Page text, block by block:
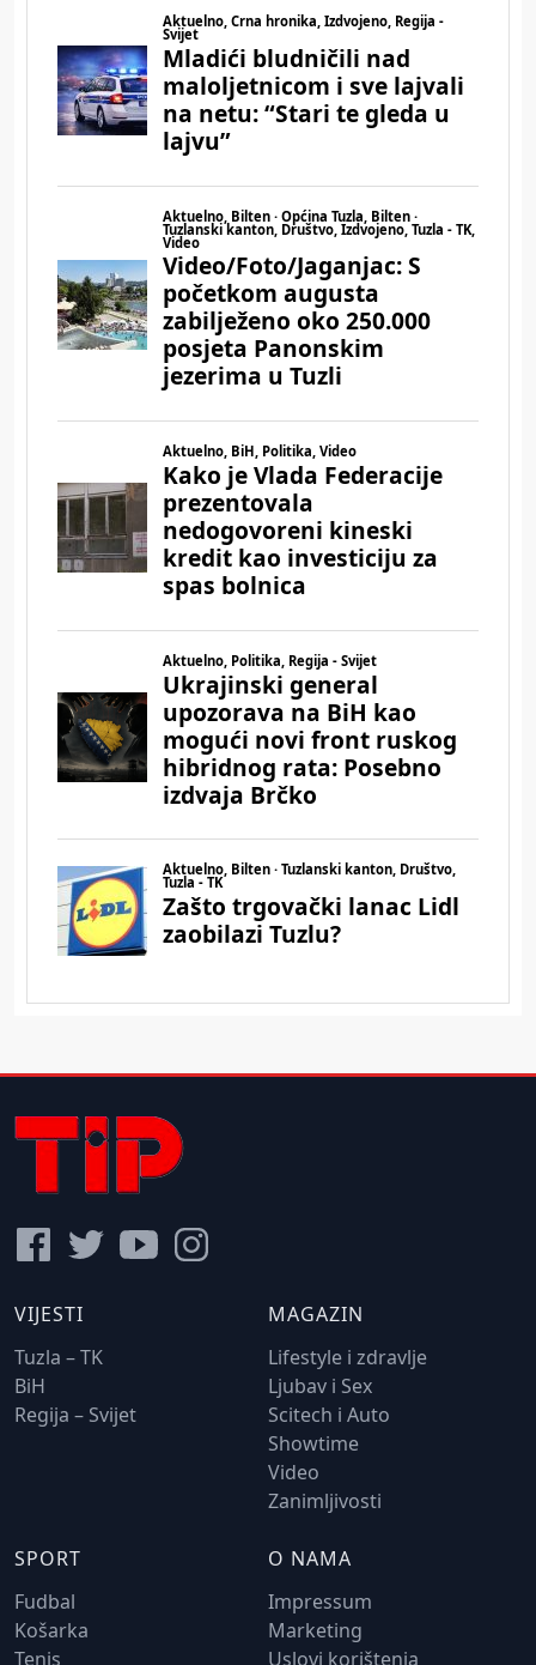
VIJESTI
Tuzla – TK
BiH
Regija – Svijet
MAGAZIN
Lifestyle i zdravlje
Ljubav i Sex
Scitech i Auto
Showtime
Video
Zanimljivosti
SPORT
Fudbal
Košarka
Tenis
O NAMA
Impressum
Marketing
Uslovi korištenja